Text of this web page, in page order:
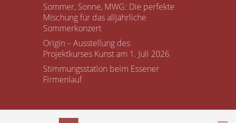
Sommer, Sonne, MWG: Die perfekte
Mischung für das alljährliche
Sommerkonzert
Origin – Ausstellung des
Projektkurses Kunst am 1. Juli 2026
Stimmungsstation beim Essener
Firmenlauf